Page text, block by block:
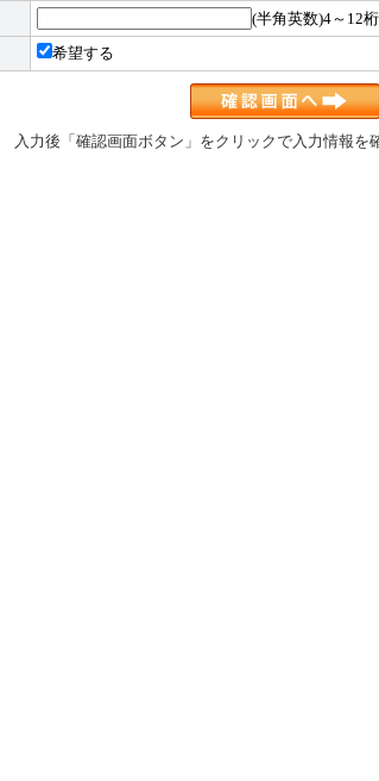
(半角英数)4～12桁
希望する
入力後「確認画面ボタン」をクリックで入力情報を